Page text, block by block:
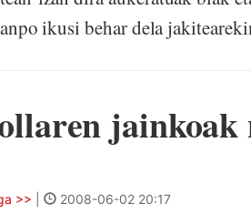
kanpo ikusi behar dela
>> 2008-06-02 20:17